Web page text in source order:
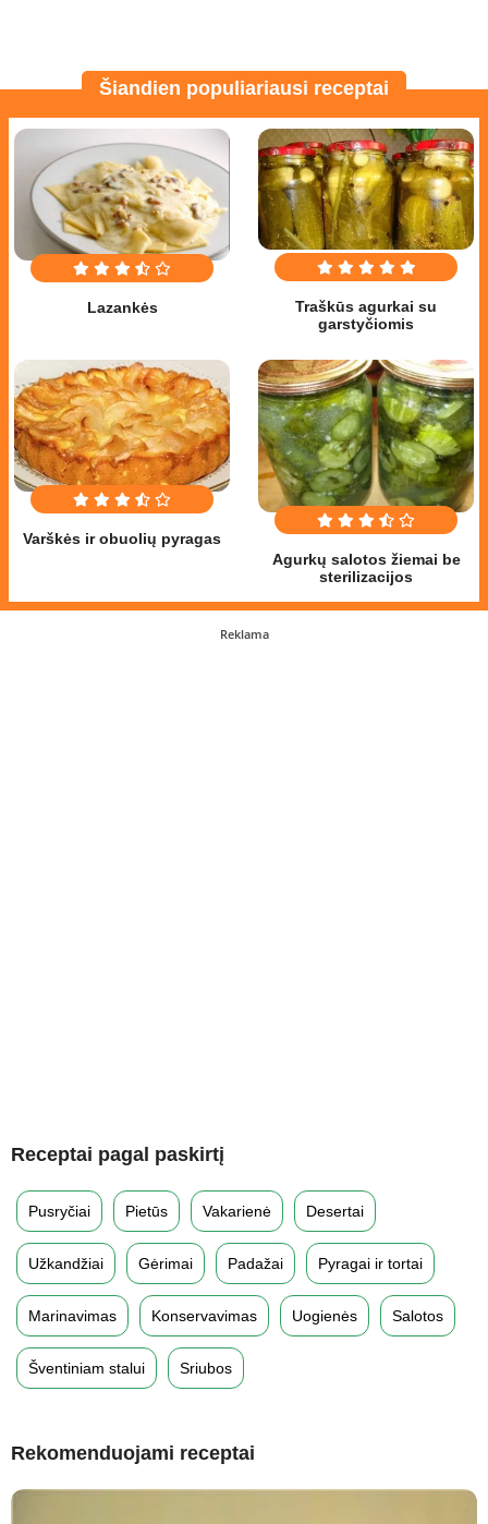
Šiandien populiariausi receptai
Lazankės
Traškūs agurkai su
garstyčiomis
Varškės ir obuolių pyragas
Agurkų salotos žiemai be
sterilizacijos
Reklama
Receptai pagal paskirtį
Pusryčiai Pietūs Vakarienė Desertai
Užkandžiai Gėrimai Padažai Pyragai ir tortai
Marinavimas Konservavimas Uogienės Salotos
Šventiniam stalui Sriubos
Rekomenduojami receptai